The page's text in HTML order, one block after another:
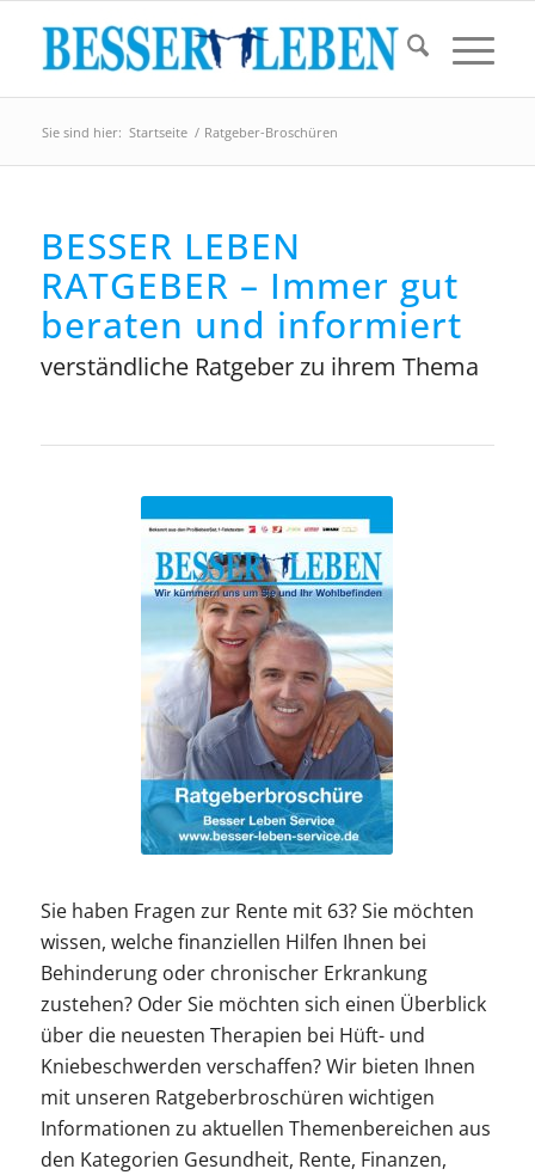
Sie sind hier: Startseite / Ratgeber-Broschüren
BESSER LEBEN
RATGEBER – Immer gut
beraten und informiert
verständliche Ratgeber zu ihrem Thema
Sie haben Fragen zur Rente mit 63? Sie möchten
wissen, welche finanziellen Hilfen Ihnen bei
Behinderung oder chronischer Erkrankung
zustehen? Oder Sie möchten sich einen Überblick
über die neuesten Therapien bei Hüft- und
Kniebeschwerden verschaffen? Wir bieten Ihnen
mit unseren Ratgeberbroschüren wichtigen
Informationen zu aktuellen Themenbereichen aus
den Kategorien Gesundheit, Rente, Finanzen,